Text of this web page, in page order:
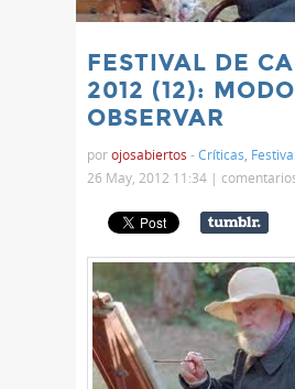
FESTIVAL DE
2012 (12):
OBSERVAR
porojosabiertos -Críticas
26 May, 2012 11:34 |